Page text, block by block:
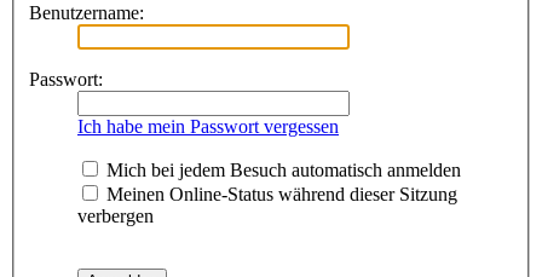
Benutzername:
Passwort:
Ich habe mein Passwort vergessen
Mich bei jedem Besuch automatisch anmelden
Meinen Online-Status während dieser Sitzung
verbergen